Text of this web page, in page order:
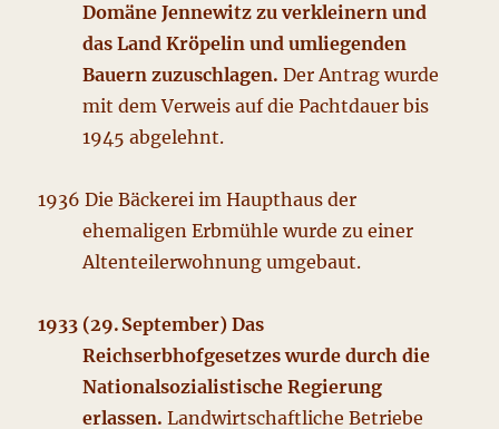
Domäne Jennewitz zu verkleinern und
das Land Kröpelin und umliegenden
Bauern zuzuschlagen. Der Antrag wurde
mit dem Verweis auf die Pachtdauer bis
1945 abgelehnt.
1936 Die Bäckerei im Haupthaus der
ehemaligen Erbmühle wurde zu einer
Altenteilerwohnung umgebaut.
1933 (29. September) Das
Reichserbhofgesetzes wurde durch die
Nationalsozialistische Regierung
erlassen. Landwirtschaftliche Betriebe